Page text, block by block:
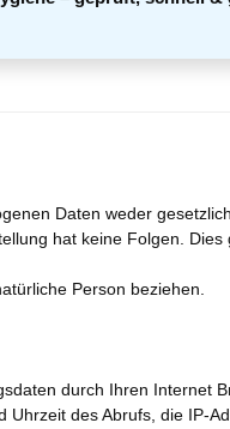
Daten weder
hat keine Folgen.
Person beziehen.
durch Ihren Internet
des Abrufs, die IP-